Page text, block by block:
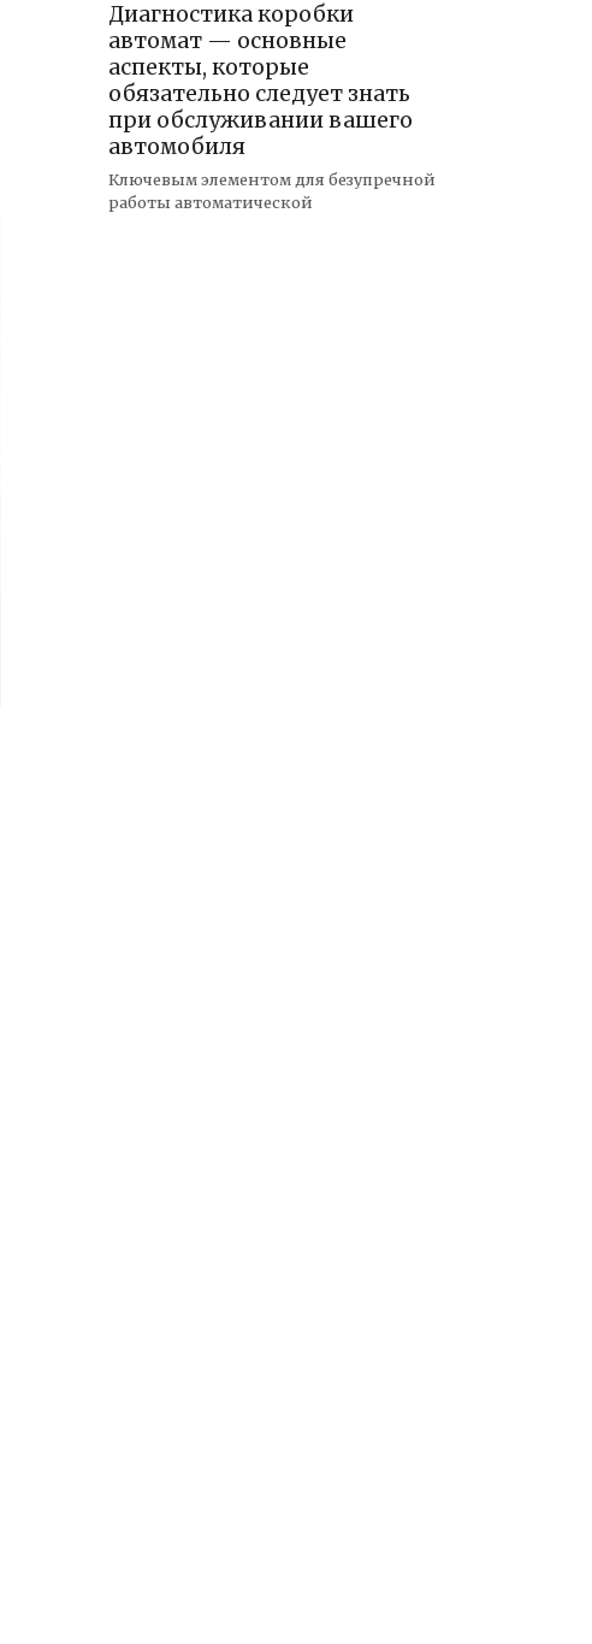
Диагностика коробки
автомат — основные
аспекты, которые
обязательно следует знать
при обслуживании вашего
автомобиля
Ключевым элементом для безупречной
работы автоматической